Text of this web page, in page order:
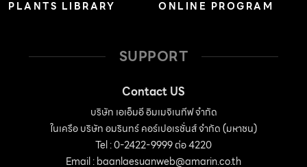
อาคารรูปทรงจั่วสีขาวหลังใหญ่ออกแบบให้มีประตูหน้าต่าง
ประตูและหน้าต่างของเก่าจากประเทศพม่าที่คุณวิทย์สะสมไว้
กับอาคารหลังแรกของร้านที่ให้กลิ่นอายแบบชนบทของ
ประเทศฝรั่งเศสไว้ โดยนำเอาวัสดุง่ายๆที่หาได้ใกล้ตัวมา
ประยุกต์ใช้แทน จุดเด่นคือใช้โครงสร้างไม้เป็นโครงสร้างหลัก
ผนังฉาบปูนแบบไม่เรียบ ให้ความรู้สึกเหมือนบ้านไม้ในสมัย
PLANTS LIBRARY
ONLINE PROGRAM
SUPPORT
Contact US
บริษัท เอเอ็มอี อิมเมจิเนทีฟ จำกัด
ในเครือ บริษัท อมรินทร์ คอร์เปอเรชั่นส์ จำกัด (มหาชน)
Tel : 0-2422-9999 ต่อ 4220
Email :baanlaesuanweb@amarin.co.th